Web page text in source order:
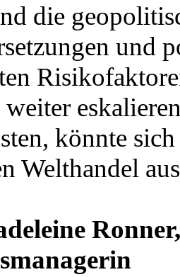
die
und
könnte
Welthandel
Ronner,